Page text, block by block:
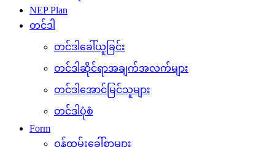
NEP Plan
တင်ဒါ
တင်ဒါခေါ်ယူခြင်း
တင်ဒါဆိုင်ရာအချက်အလက်များ
တင်ဒါအောင်မြင်သူများ
တင်ဒါပုံစံ
Form
ဝန်ထမ်းခေါ်စာများ